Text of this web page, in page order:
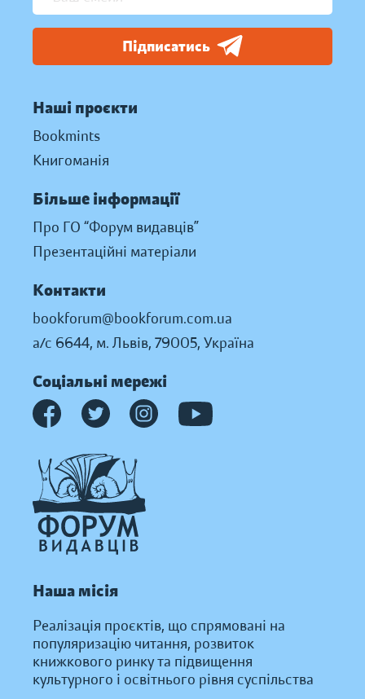
Підписатись
Наші проєкти
Bookmints
Книгоманія
Більше інформації
Про ГО “Форум видавців”
Презентаційні матеріали
Контакти
bookforum@bookforum.com.ua
а/с 6644, м. Львів, 79005, Україна
Соціальні мережі
Наша місія
Реалізація проєктів, що спрямовані на
популяризацію читання, розвиток
книжкового ринку та підвищення
культурного і освітнього рівня суспільства